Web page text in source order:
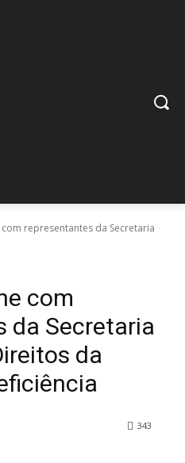
com representantes da Secretaria
com
da Secretaria
da
343